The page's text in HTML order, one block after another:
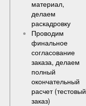
материал,
делаем
раскадровку
Проводим
финальное
согласование
заказа, делаем
полный
окончательный
расчет (тестовый
заказ)